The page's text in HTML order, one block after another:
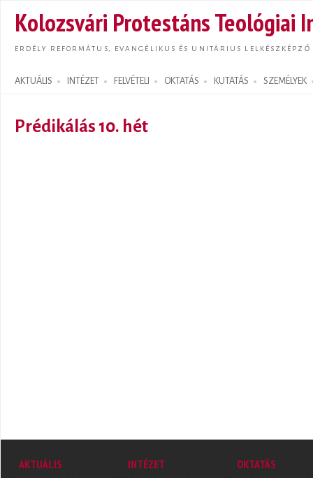
Kolozsvári Protestáns Teológiai
ERDÉLY REFORMÁTUS, EVANGÉLIKUS ÉS UNITÁRIUS LELKÉSZKÉPZŐ
AKTUÁLIS INTÉZET FELVÉTELI OKTATÁS KUTATÁS SZEMÉLYEK
Search form
Prédikálás 10. hét
AKTUÁLIS
INTÉZET
OKTATÁS